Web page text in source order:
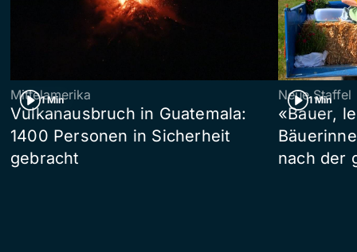
1 Min
Mittelamerika
Vulkanausbruch in Guatemala:
1400 Personen in Sicherheit
gebracht
1 Min
Neue Staffel
«Bauer,
nach der